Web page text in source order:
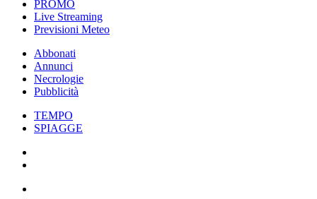
PROMO
Live Streaming
Previsioni Meteo
Abbonati
Annunci
Necrologie
Pubblicità
TEMPO
SPIAGGE